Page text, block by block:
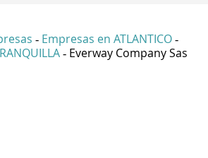
- Empresas en ATLANTICO -
- Everway Company Sas